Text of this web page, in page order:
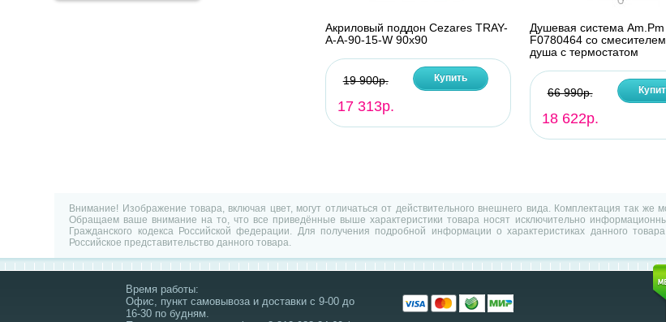
Акриловый поддон Cezares TRAY-
A-A-90-15-W 90х90
19 900р.
17 313р.
Купить
Душевая система
F0780464 со
душа с термостатом
66 990р.
18 622р.
Внимание! Изображение товара, включая цвет, могут отличаться от действительного внешнего вида. Комплектация так
Обращаем ваше внимание на то, что все приведённые выше характеристики товара носят исключительно
Гражданского кодекса Российской федерации. Для получения подробной информации о характеристиках данного
Российское представительство данного товара.
Время работы:
Офис, пункт самовывоза и доставки с 9-00 до
16-30 по будням.